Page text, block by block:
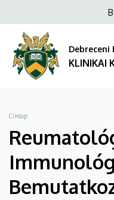
és
Klinika
KLINIKAI
a
tartalomra
Debreceni
KLINIKAI
Morzsa
Címlap